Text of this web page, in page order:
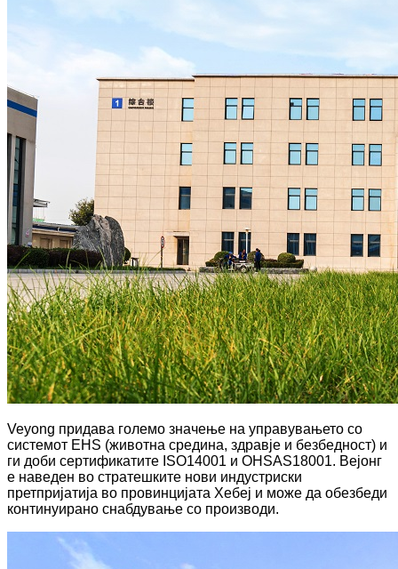
Veyong придава големо значење на управувањето со
системот EHS (животна средина, здравје и безбедност) и
ги доби сертификатите ISO14001 и OHSAS18001. Вејонг
е наведен во стратешките нови индустриски
претпријатија во провинцијата Хебеј и може да обезбеди
континуирано снабдување со производи.